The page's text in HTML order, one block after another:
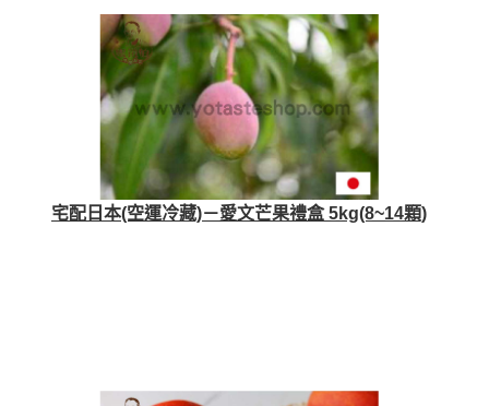
宅配日本(空運冷藏)－愛文芒果禮盒 5kg(8~14顆)